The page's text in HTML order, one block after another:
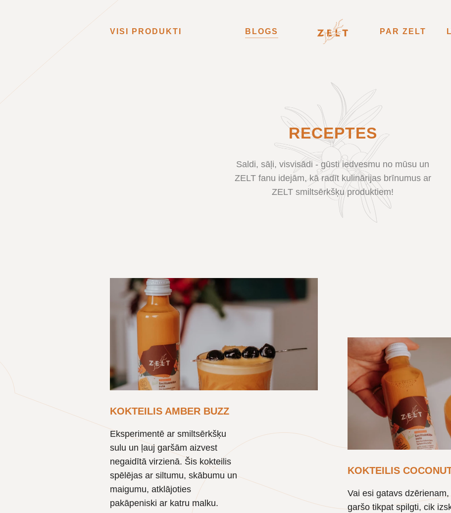
VISI PRODUKTI BLOGS PAR ZELT
RECEPTES
Saldi, sāļi, visvisādi - gūsti iedvesmu no mūsu un
ZELT fanu idejām, kā radīt kulinārijas brīnumus ar
ZELT smiltsērkšķu produktiem!
KOKTEILIS AMBER BUZZ
Eksperimentē ar smiltsērkšķu
sulu un ļauj garšām aizvest
negaidītā virzienā. Šis kokteilis
spēlējas ar siltumu, skābumu un
maigumu, atklājoties
pakāpeniski ar katru malku.
KOKTEILIS
Vai esi gatavs dzērienam,
garšo tikpat spilgti, cik